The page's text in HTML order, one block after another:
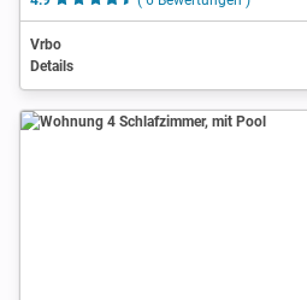
Vrbo
Details